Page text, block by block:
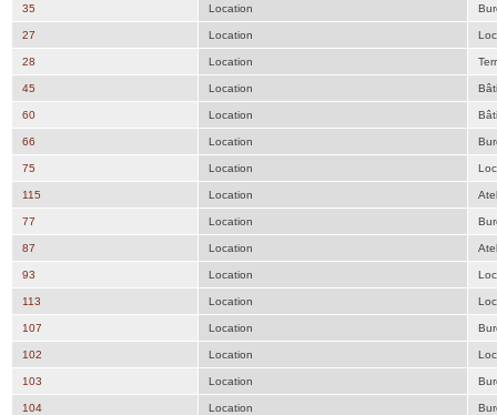
35 Location
27 Location
28 Location
45 Location
60 Location
66 Location
75 Location
115 Location
77 Location
87 Location
93 Location
113 Location
107 Location
102 Location
103 Location
104 Location